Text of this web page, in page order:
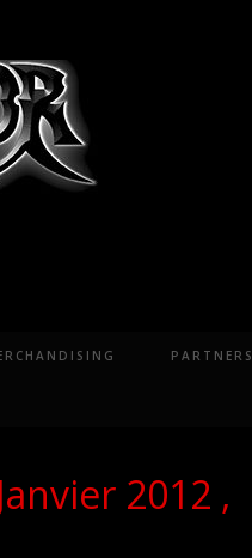
PARTNERS
2012 ,